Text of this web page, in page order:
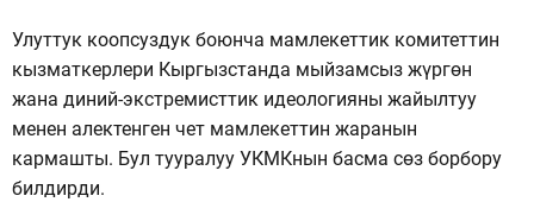
Улуттук коопсуздук боюнча мамлекеттик комитеттин
кызматкерлери Кыргызстанда мыйзамсыз жүргөн
жана диний-экстремисттик идеологияны жайылтуу
менен алектенген чет мамлекеттин жаранын
кармашты. Бул тууралуу УКМКнын басма сөз борбору
билдирди.